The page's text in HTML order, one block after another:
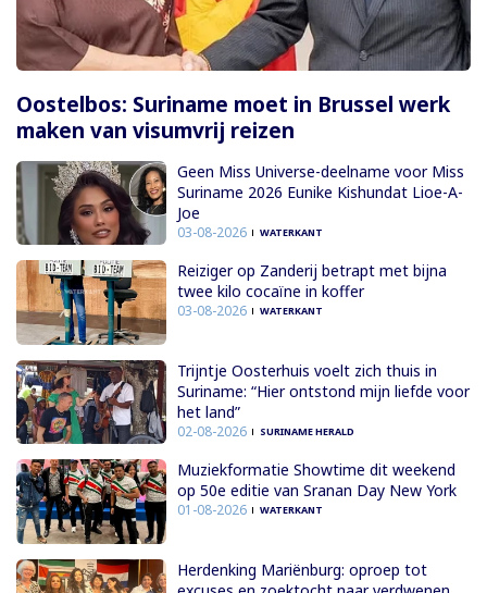
Oostelbos: Suriname moet in Brussel werk
maken van visumvrij reizen
Geen Miss Universe-deelname voor Miss
Suriname 2026 Eunike Kishundat Lioe-A-
Joe
03-08-2026 WATERKANT
Reiziger op Zanderij betrapt met bijna
twee kilo cocaïne in koffer
03-08-2026 WATERKANT
Trijntje Oosterhuis voelt zich thuis in
Suriname: “Hier ontstond mijn liefde voor
het land”
02-08-2026 SURINAME HERALD
Muziekformatie Showtime dit weekend
op 50e editie van Sranan Day New York
01-08-2026 WATERKANT
Herdenking Mariënburg: oproep tot